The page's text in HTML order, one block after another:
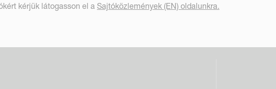
kérjük látogasson el aSajtóközlemények (EN) oldalunkra.